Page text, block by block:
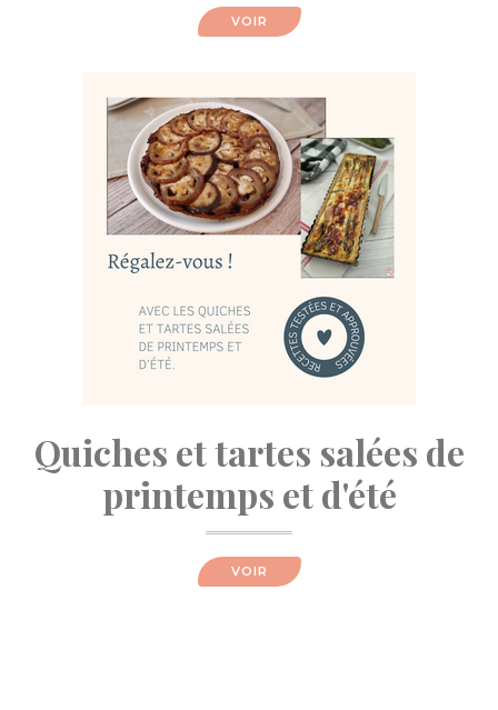
VOIR
Quiches et tartes salées de
printemps et d'été
VOIR